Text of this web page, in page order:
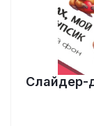
Слайдер-